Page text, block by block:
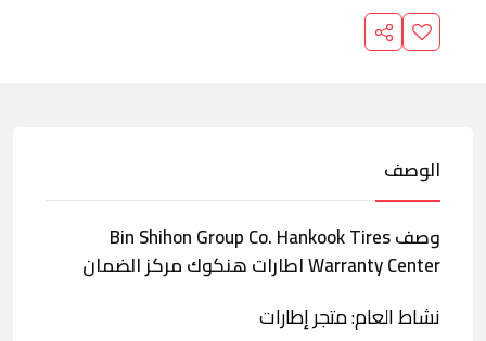
الوصف
وصف Bin Shihon Group Co. Hankook Tires
Warranty Center اطارات هنكوك مركز الضمان
نشاط العام: متجر إطارات